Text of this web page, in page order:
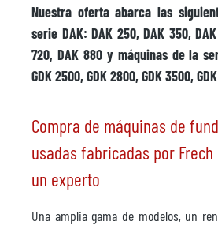
Nuestra oferta abarca las
serie DAK: DAK 250, DAK 350,
720, DAK 880 y máquinas de la
GDK 2500, GDK 2800, GDK 3500,
Compra de máquinas de
usadas fabricadas por
un experto
Una amplia gama de modelos, un